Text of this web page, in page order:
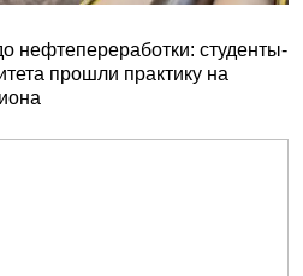
нефтепереработки: студенты-
прошли практику на